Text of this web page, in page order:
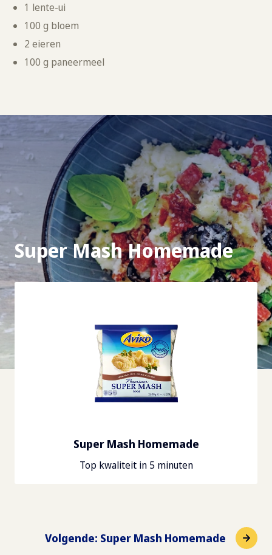
1 lente-ui
100 g bloem
2 eieren
100 g paneermeel
Volgende: Super Mash Homemade
Super Mash Homemade
Super Mash Homemade
Top kwaliteit in 5 minuten